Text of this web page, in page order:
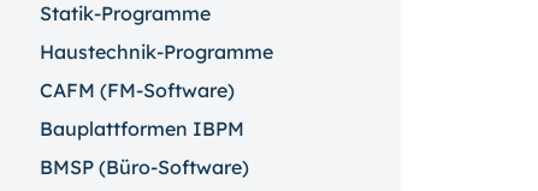
Statik-Programme
Haustechnik-Programme
CAFM (FM-Software)
Bauplattformen IBPM
BMSP (Büro-Software)